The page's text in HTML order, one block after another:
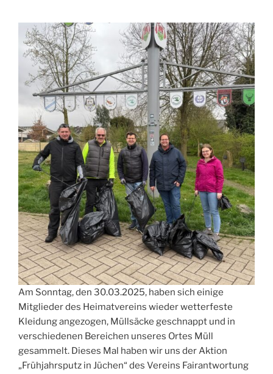
Am Sonntag, den 30.03.2025, haben sich einige
Mitglieder des Heimatvereins wieder wetterfeste
Kleidung angezogen, Müllsäcke geschnappt und in
verschiedenen Bereichen unseres Ortes Müll
gesammelt. Dieses Mal haben wir uns der Aktion
„Frühjahrsputz in Jüchen“ des Vereins Fairantwortung